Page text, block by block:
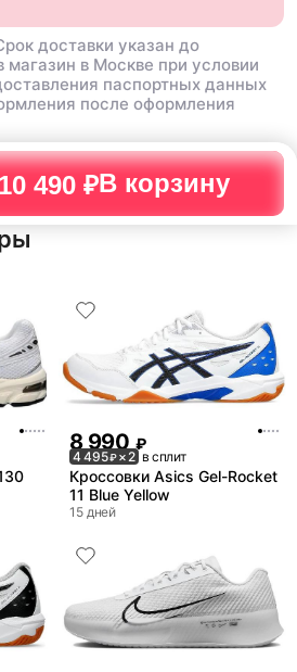
10 490 ₽В корзину
доставки указан до
магазин в Москве при условии
паспортных данных
после оформления
8 990 ₽
4 495₽× 2 в сплит
Кроссовки Asics Gel-Rocket
11 Blue Yellow
15 дней